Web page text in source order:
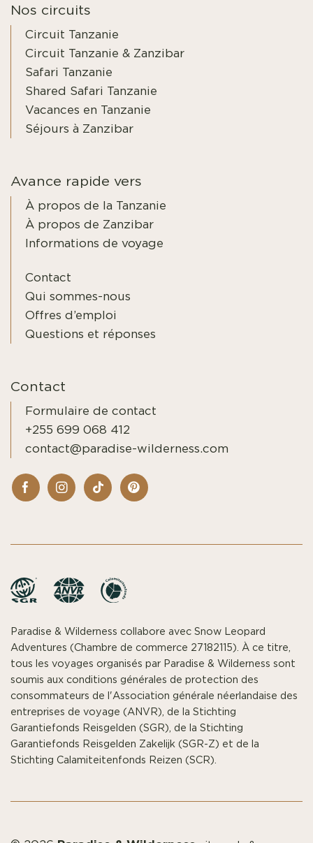
Nos circuits
Circuit Tanzanie
Circuit Tanzanie & Zanzibar
Safari Tanzanie
Shared Safari Tanzanie
Vacances en Tanzanie
Séjours à Zanzibar
Avance rapide vers
À propos de la Tanzanie
À propos de Zanzibar
Informations de voyage
Contact
Qui sommes-nous
Offres d’emploi
Questions et réponses
Contact
Formulaire de contact
+255 699 068 412
contact@paradise-wilderness.com
Paradise & Wilderness collabore avec Snow Leopard
Adventures (Chambre de commerce 27182115). À ce titre,
tous les voyages organisés par Paradise & Wilderness sont
soumis aux conditions générales de protection des
consommateurs de l'Association générale néerlandaise des
entreprises de voyage (ANVR), de la Stichting
Garantiefonds Reisgelden (SGR), de la Stichting
Garantiefonds Reisgelden Zakelijk (SGR-Z) et de la
Stichting Calamiteitenfonds Reizen (SCR).